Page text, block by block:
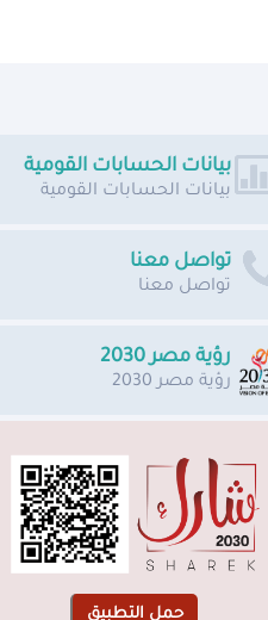
بيانات الحسابات القومية
بيانات الحسابات القومية
تواصل معنا
تواصل معنا
رؤية مصر 2030
رؤية مصر 2030